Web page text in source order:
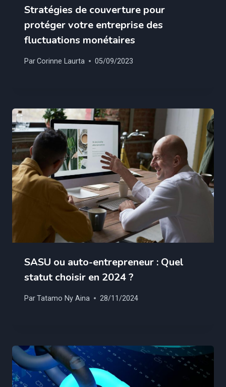
Stratégies de couverture pour
protéger votre entreprise des
fluctuations monétaires
ParCorinne Laurta 05/09/2023
SASU ou auto-entrepreneur : Quel
statut choisir en 2024 ?
ParTatamo Ny Aina 28/11/2024